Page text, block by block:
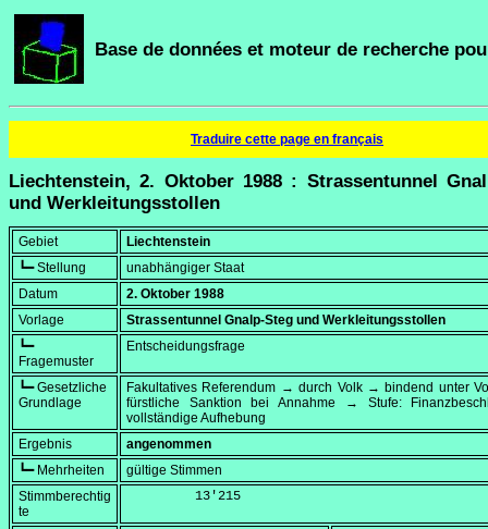
Base de données et moteur de recherche
Traduire cette page en français
Liechtenstein, 2. Oktober 1988 : Strassentunnel
und Werkleitungsstollen
Gebiet
Liechtenstein
┗━ Stellung
unabhängiger Staat
Datum
2. Oktober 1988
Vorlage
Strassentunnel Gnalp-Steg und Werkleitungsstollen
┗━
Fragemuster
Entscheidungsfrage
┗━ Gesetzliche
Grundlage
Fakultatives Referendum → durch Volk → bindend unter
fürstliche Sanktion bei Annahme → Stufe:
vollständige Aufhebung
Ergebnis
angenommen
┗━ Mehrheiten
gültige Stimmen
Stimmberechtig
te
         13'215